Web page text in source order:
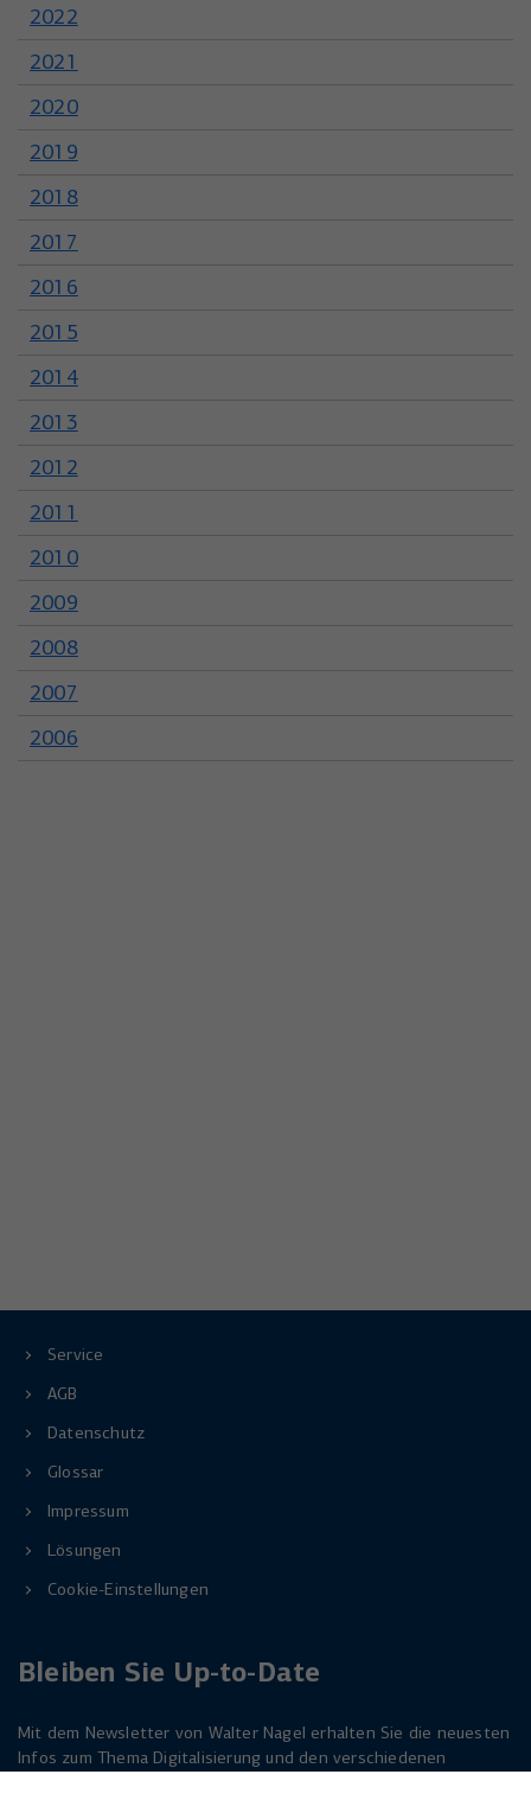
2022
2021
2020
2019
2018
2017
2016
2015
2014
2013
2012
2011
2010
2009
2008
2007
2006
Service
AGB
Datenschutz
Glossar
Impressum
Lösungen
Cookie-Einstellungen
Bleiben Sie Up-to-Date
Mit dem Newsletter von Walter Nagel erhalten Sie die neuesten
Infos zum Thema Digitalisierung und den verschiedenen